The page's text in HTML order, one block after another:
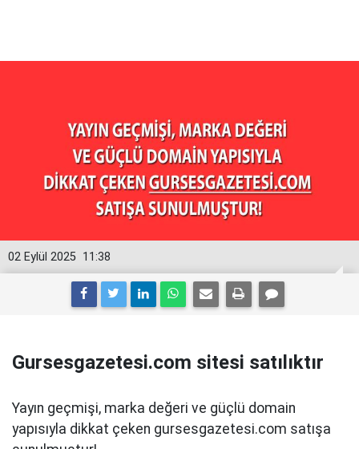
11:38
02 Eylül 2025
Gursesgazetesi.com sitesi satılıktır
Yayın geçmişi, marka değeri ve güçlü domain
yapısıyla dikkat çeken gursesgazetesi.com satışa